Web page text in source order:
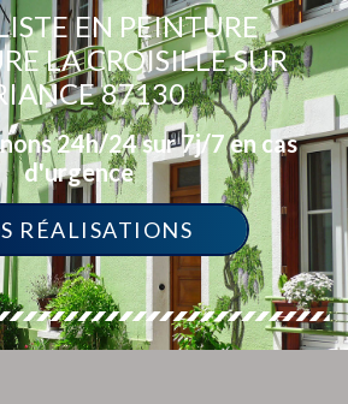
EN PEINTURE
LA CROISILLE SUR
87130
24h/24 sur 7j/7 en cas
d'urgence
RÉALISATIONS